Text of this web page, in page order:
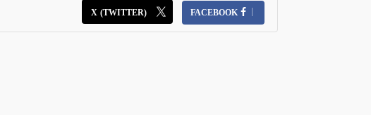
FACEBOOK
X (TWITTER)